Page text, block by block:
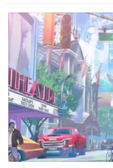
は1人あたり上限1
ト
数